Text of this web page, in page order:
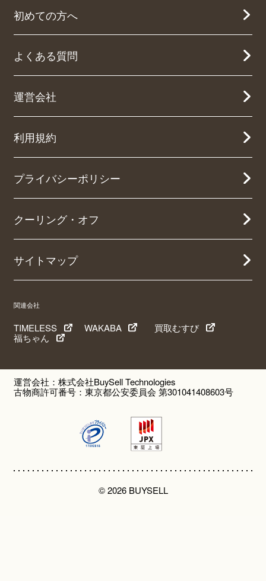
初めての方へ
よくある質問
運営会社
利用規約
プライバシーポリシー
クーリング・オフ
サイトマップ
関連会社
TIMELESS WAKABA
買取むすび
福ちゃん
運営会社：株式会社BuySell Technologies
古物商許可番号：東京都公安委員会 第301041408603号
© 2026 BUYSELL